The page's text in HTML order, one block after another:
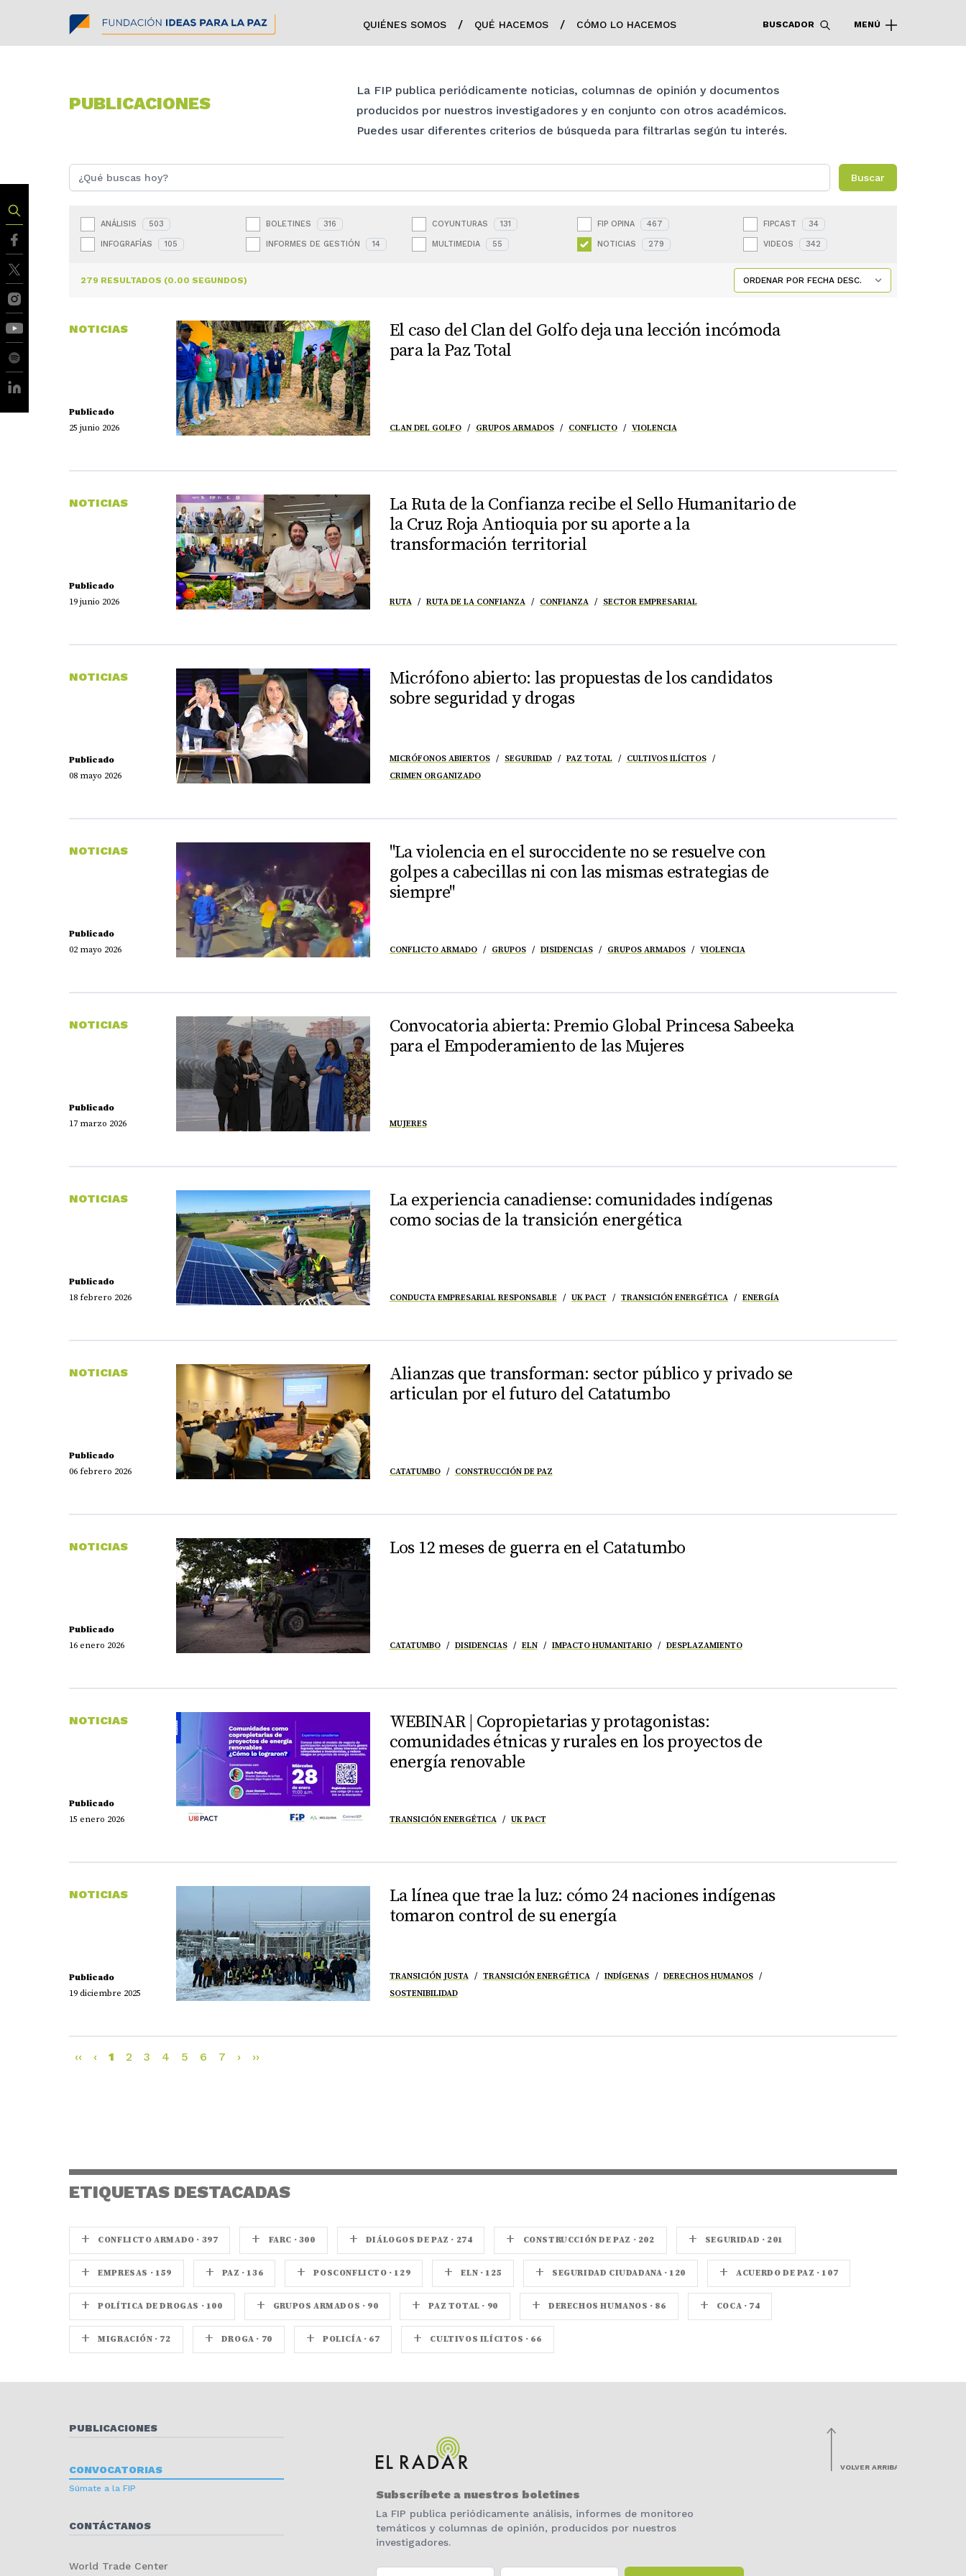
QUIÉNES SOMOS / QUÉ HACEMOS / CÓMO LO HACEMOS BUSCADOR MENÚ
PUBLICACIONES
La FIP publica periódicamente noticias, columnas de opinión y documentos
producidos por nuestros investigadores y en conjunto con otros académicos.
Puedes usar diferentes criterios de búsqueda para filtrarlas según tu interés.
Buscar
ANÁLISIS 503 BOLETINES 316 COYUNTURAS 131 FIP OPINA 467 FIPCAST 34
INFOGRAFÍAS 105 INFORMES DE GESTIÓN 14 MULTIMEDIA 55 NOTICIAS 279 VIDEOS 342
279 RESULTADOS (0.00 SEGUNDOS)
Publicado
25 junio 2026
NOTICIAS
El caso del Clan del Golfo deja una lección incómoda
para la Paz Total
CLAN DEL GOLFO GRUPOS ARMADOS CONFLICTO VIOLENCIA
Publicado
19 junio 2026
NOTICIAS
La Ruta de la Confianza recibe el Sello Humanitario de
la Cruz Roja Antioquia por su aporte a la
transformación territorial
RUTA RUTA DE LA CONFIANZA CONFIANZA SECTOR EMPRESARIAL
Publicado
08 mayo 2026
NOTICIAS
Micrófono abierto: las propuestas de los candidatos
sobre seguridad y drogas
MICRÓFONOS ABIERTOS SEGURIDAD PAZ TOTAL
CULTIVOS ILÍCITOS
CRIMEN ORGANIZADO
Publicado
02 mayo 2026
NOTICIAS
"La violencia en el suroccidente no se resuelve con
golpes a cabecillas ni con las mismas estrategias de
siempre"
CONFLICTO ARMADO GRUPOS DISIDENCIAS GRUPOS ARMADOS VIOLENCIA
Publicado
17 marzo 2026
NOTICIAS
Convocatoria abierta: Premio Global Princesa Sabeeka
para el Empoderamiento de las Mujeres
MUJERES
Publicado
18 febrero 2026
NOTICIAS
La experiencia canadiense: comunidades indígenas
como socias de la transición energética
CONDUCTA EMPRESARIAL RESPONSABLE UK PACT TRANSICIÓN ENERGÉTICA ENERGÍA
Publicado
06 febrero 2026
NOTICIAS
Alianzas que transforman: sector público y privado se
articulan por el futuro del Catatumbo
CATATUMBO CONSTRUCCIÓN DE PAZ
Publicado
16 enero 2026
NOTICIAS Los 12 meses de guerra en el Catatumbo
CATATUMBO DISIDENCIAS ELN IMPACTO HUMANITARIO DESPLAZAMIENTO
Publicado
15 enero 2026
NOTICIAS
WEBINAR | Copropietarias y protagonistas:
comunidades étnicas y rurales en los proyectos de
energía renovable
TRANSICIÓN ENERGÉTICA UK PACT
Publicado
19 diciembre 2025
NOTICIAS
La línea que trae la luz: cómo 24 naciones indígenas
tomaron control de su energía
TRANSICIÓN JUSTA TRANSICIÓN ENERGÉTICA INDÍGENAS
DERECHOS HUMANOS
SOSTENIBILIDAD
‹‹ ‹ 1 2 3 4 5 6 7 › ››
ETIQUETAS DESTACADAS
+ CONFLICTO ARMADO · 397 + FARC · 300 + DIÁLOGOS DE PAZ · 274 + CONSTRUCCIÓN DE PAZ · 202 + SEGURIDAD · 201
+ EMPRESAS · 159 + PAZ · 136 + POSCONFLICTO · 129 + ELN · 125 + SEGURIDAD CIUDADANA · 120 + ACUERDO DE PAZ · 107
+ POLÍTICA DE DROGAS · 100 + GRUPOS ARMADOS · 90 + PAZ TOTAL · 90 + DERECHOS HUMANOS · 86 + COCA · 74
+ MIGRACIÓN · 72 + DROGA · 70 + POLICÍA · 67 + CULTIVOS ILÍCITOS · 66
PUBLICACIONES
CONVOCATORIAS
Súmate a la FIP
CONTÁCTANOS
World Trade Center
Subscríbete a nuestros boletines
La FIP publica periódicamente análisis, informes de monitoreo
temáticos y columnas de opinión, producidos por nuestros
investigadores.
VOLVER ARRIBA